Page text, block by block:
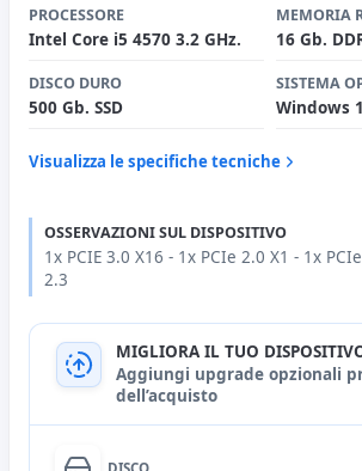
PROCESSORE
Intel Core i5 4570 3.2 GHz.
MEMORIA
16 Gb.
DISCO DURO
500 Gb. SSD
SISTEMA
Windows
Visualizza le specifiche tecniche
OSSERVAZIONI SUL DISPOSITIVO
1x PCIE 3.0 X16 - 1x PCIe 2.0 X1 - 1x
2.3
MIGLIORA IL TUO
Aggiungi upgrade opzionali
dell’acquisto